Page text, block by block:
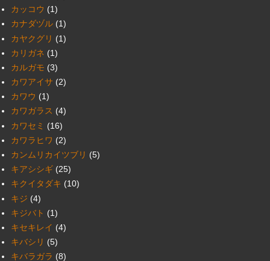
カッコウ (1)
カナダヅル (1)
カヤクグリ (1)
カリガネ (1)
カルガモ (3)
カワアイサ (2)
カワウ (1)
カワガラス (4)
カワセミ (16)
カワラヒワ (2)
カンムリカイツブリ (5)
キアシシギ (25)
キクイタダキ (10)
キジ (4)
キジバト (1)
キセキレイ (4)
キバシリ (5)
キバラガラ (8)